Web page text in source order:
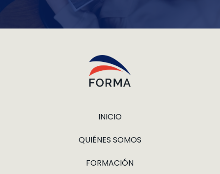
INICIO
QUIÉNES SOMOS
FORMACIÓN